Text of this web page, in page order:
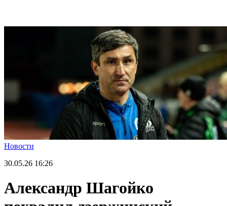
Новости
30.05.26 16:26
Александр Шагойко